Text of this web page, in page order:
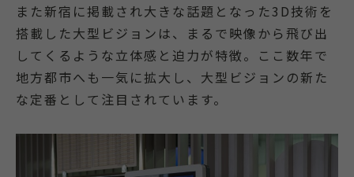
また新宿に掲載され大きな話題となった3D技術を
搭載した大型ビジョンは、まるで映像から飛び出
してくるような立体感と迫力が特徴。ここ数年で
地方都市へも一気に拡大し、大型ビジョンの新た
な定番として注目されています。